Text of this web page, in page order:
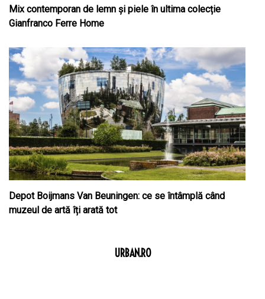
Mix contemporan de lemn şi piele în ultima colecție
Gianfranco Ferre Home
Depot Boijmans Van Beuningen: ce se întâmplă când
muzeul de artă îți arată tot
URBAN.RO